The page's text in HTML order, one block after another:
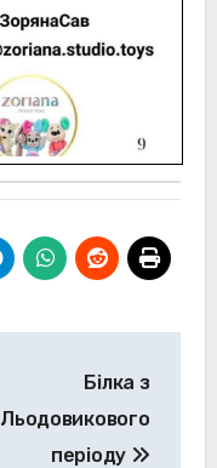
Білка з
Льодовикового
періоду